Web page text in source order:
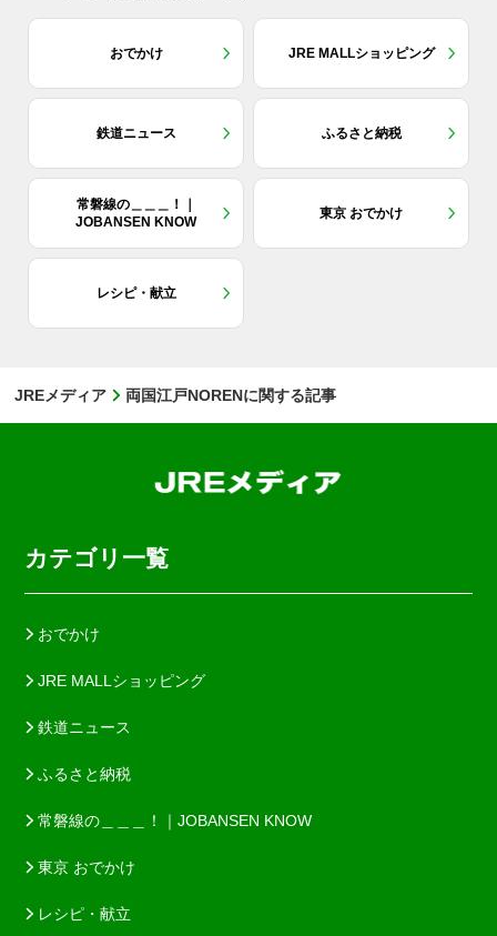
おでかけ JRE MALLショッピング
鉄道ニュース ふるさと納税
常磐線の＿＿＿！｜
JOBANSEN KNOW
東京 おでかけ
レシピ・献立
JREメディア 両国江戸NORENに関する記事
カテゴリ一覧
おでかけ
JRE MALLショッピング
鉄道ニュース
ふるさと納税
常磐線の＿＿＿！｜JOBANSEN KNOW
東京 おでかけ
レシピ・献立